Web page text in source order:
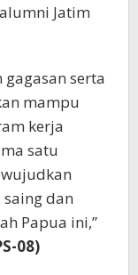
Jatim
serta
mampu
kerja
satu
dan
Papua ini,”
08)